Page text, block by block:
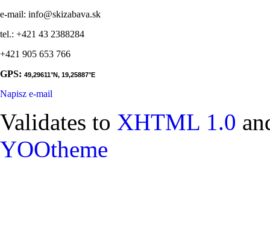
e-mail: info@skizabava.sk
tel.: +421 43 2388284
+421 905 653 766
GPS: 49,29611°N, 19,25887°E
Napisz e-mail
Validates to XHTML 1.0
YOOtheme